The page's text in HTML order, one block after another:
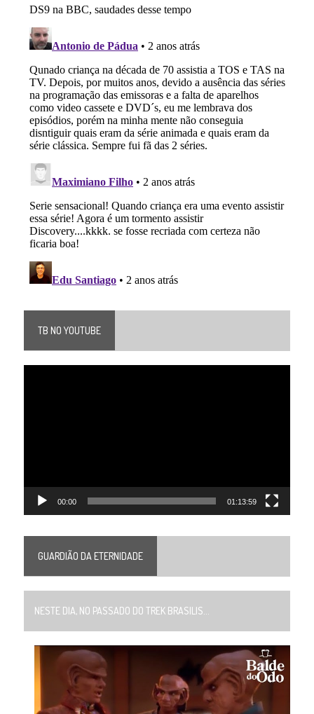
TB NO YOUTUBE
00:00 01:13:59
GUARDIÃO DA ETERNIDADE
NESTE DIA, NO PASSADO DO TREK BRASILIS...